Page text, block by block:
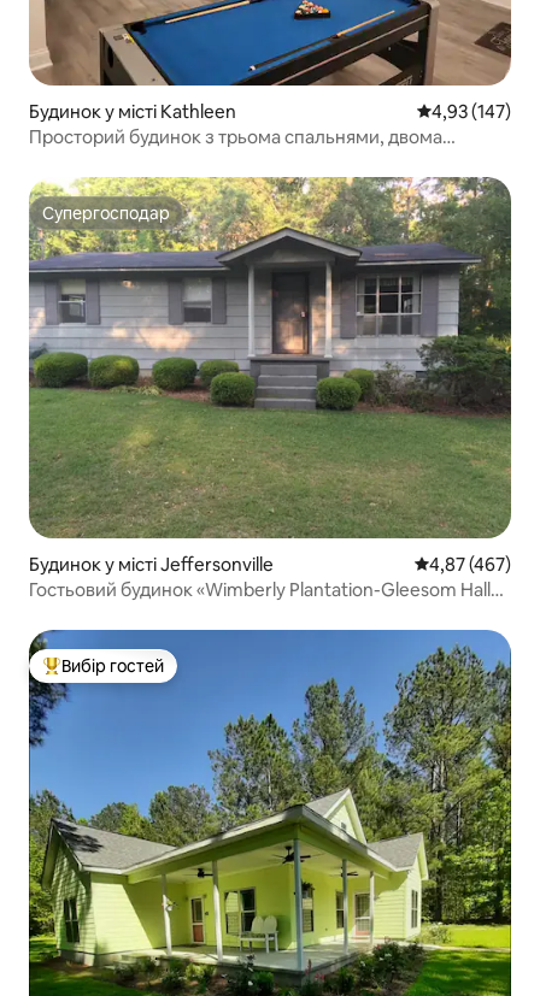
Будинок у місті Kathleen Середня
4,93 (147)
Просторий будинок з трьома спальнями, двома
Супергосподар
Супергосподар
Будинок у місті Jeffersonville Середня
4,87 (467)
Гостьовий будинок «Wimberly Plantation-Gleesom Hall»
Топ вибір гостей
Вибір гостей